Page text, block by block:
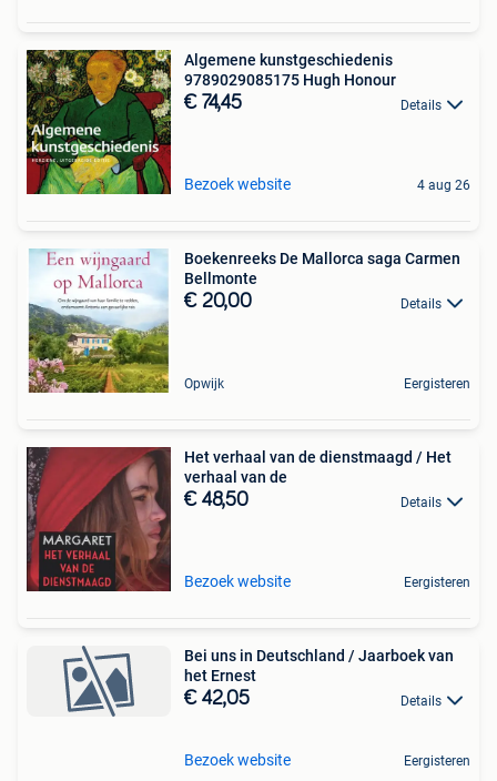
Algemene kunstgeschiedenis
9789029085175 Hugh Honour
€ 74,45 Details
Bezoek website 4 aug 26
Boekenreeks De Mallorca saga Carmen
Bellmonte
€ 20,00 Details
Opwijk Eergisteren
Het verhaal van de dienstmaagd / Het
verhaal van de
€ 48,50 Details
Bezoek website Eergisteren
Bei uns in Deutschland / Jaarboek van
het Ernest
€ 42,05 Details
Bezoek website Eergisteren